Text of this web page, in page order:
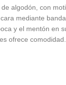
GOLD
algodón, con
mediante
y el mentón en
ofrece comodidad.